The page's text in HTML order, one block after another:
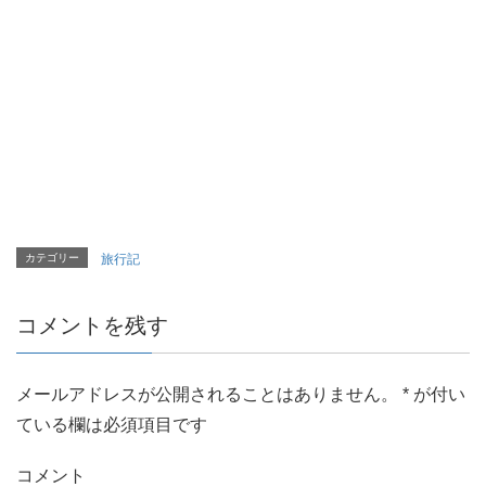
カテゴリー 旅行記
コメントを残す
メールアドレスが公開されることはありません。 * が付い
ている欄は必須項目です
コメント